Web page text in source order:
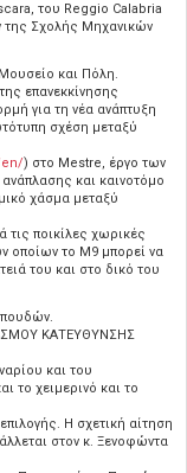
του Reggio Calabria
της Σχολής Μηχανικών
και Πόλη.
επανεκκίνησης
για τη νέα ανάπτυξη
σχέση μεταξύ
) στο Mestre, έργο των
και καινοτόμο
χάσμα μεταξύ
τις ποικίλες χωρικές
οποίων το M9 μπορεί να
του και στο δικό του
ΚΑΤΕΥΘΥΝΣΗΣ
και του
το χειμερινό και το
Η σχετική αίτηση
στον κ. Ξενοφώντα